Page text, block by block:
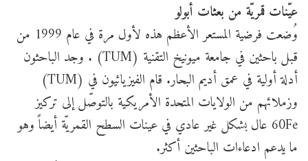
عيّنات قمريّة من بعثات أبولو
وُضعت فرضية المستعر الأعظم هذه لأول مرة في عام 1999 من
قبل باحثين في جامعة ميونيخ التقنية (TUM) . وجد الباحثون
أدلة أولية في عمق أديم البحار. قام الفيزيائيون في (TUM)
وزملائهم من الولايات المتحدة الأمريكية بالتوصّل إلى تركيز
60Fe عال بشكل غير عادي في عينات السطح القمريّة أيضاً وهو
ما يدعم ادعاءات الباحثين أكثر.